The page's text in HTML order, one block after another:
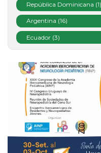
República Dominicana (1)
Argentina (16)
Ecuador (3)